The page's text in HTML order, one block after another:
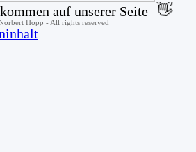
auf unserer Seite 👋
Hopp - All rights reserved